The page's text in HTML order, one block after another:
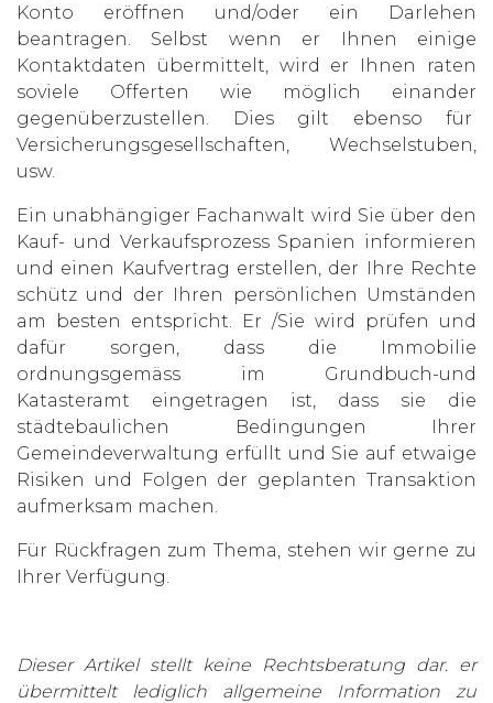
Konto eröffnen und/oder ein Darlehen
beantragen. Selbst wenn er Ihnen einige
Kontaktdaten übermittelt, wird er Ihnen raten
soviele Offerten wie möglich einander
gegenüberzustellen. Dies gilt ebenso für
Versicherungsgesellschaften, Wechselstuben,
usw.
Ein unabhängiger Fachanwalt wird Sie über den
Kauf- und Verkaufsprozess Spanien informieren
und einen Kaufvertrag erstellen, der Ihre Rechte
schütz und der Ihren persönlichen Umständen
am besten entspricht. Er /Sie wird prüfen und
dafür sorgen, dass die Immobilie
ordnungsgemäss im Grundbuch-und
Katasteramt eingetragen ist, dass sie die
städtebaulichen Bedingungen Ihrer
Gemeindeverwaltung erfüllt und Sie auf etwaige
Risiken und Folgen der geplanten Transaktion
aufmerksam machen.
Für Rückfragen zum Thema, stehen wir gerne zu
Ihrer Verfügung.
Dieser Artikel stellt keine Rechtsberatung dar. er
übermittelt lediglich allgemeine Information zu